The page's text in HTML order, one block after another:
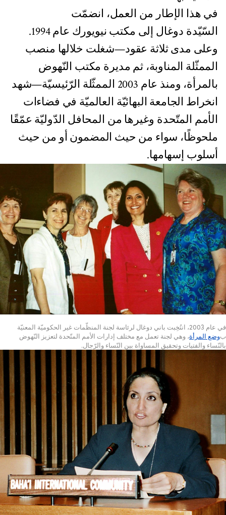
في هذا الإطار من العمل، انضمّت
السّيّدة دوغال إلى مكتب نيويورك عام 1994.
وعلى مدى ثلاثة عقود—شغلت خلالها منصب
الممثّلة المناوبة، ثم مديرة مكتب النّهوض
بالمرأة، ومنذ عام 2003 الممثّلة الرّئيسيّة—شهد
انخراط الجامعة البهائيّة العالميّة في فضاءات
الأمم المتّحدة وغيرها من المحافل الدّوليّة عمّقًا
ملحوظًا، سواء من حيث المضمون أو من حيث
أسلوب إسهامها.
في عام 2003، انتُخِبت باني دوغال لرئاسة لجنة المنظّمات غير الحكوميّة المعنيّة
بوضع المرأة، وهي لجنة تعمل مع مختلف إدارات الأمم المتّحدة لتعزيز النّهوض
بالنّساء والفتيات وتحقيق المساواة بين النّساء والرّجال.